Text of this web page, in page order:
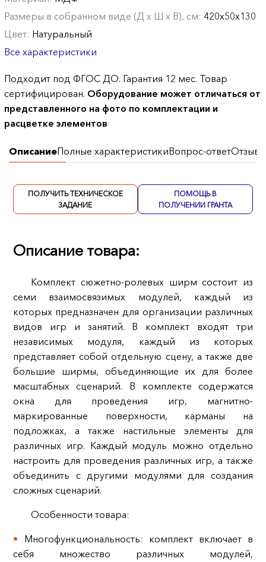
Размеры в собранном виде (Д х Ш х В), см: 420х50х130
Цвет: Натуральный
Все характеристики
Подходит под ФГОС ДО. Гарантия 12 мес. Товар
сертифицирован. Оборудование может отличаться от
представленного на фото по комплектации и
расцветке элементов
ОписаниеПолные характеристикиВопрос-ответОтзывы
ПОЛУЧИТЬ ТЕХНИЧЕСКОЕ
ЗАДАНИЕ
ПОМОЩЬ В
ПОЛУЧЕНИИ ГРАНТА
Описание товара:
Комплект сюжетно-ролевых ширм состоит из
семи взаимосвязимых модулей, каждый из
которых предназначен для организации различных
видов игр и занятий. В комплект входят три
независимых модуля, каждый из которых
представляет собой отдельную сцену, а также две
большие ширмы, объединяющие их для более
масштабных сценарий. В комплекте содержатся
окна для проведения игр, магнитно-
маркированные поверхности, карманы на
подложках, а также настильные элементы для
различных игр. Каждый модуль можно отдельно
настроить для проведения различных игр, а также
объединить с другими модулями для создания
сложных сценарий.
Особенности товара:
Многофункциональность: комплект включает в
себя множество различных модулей,